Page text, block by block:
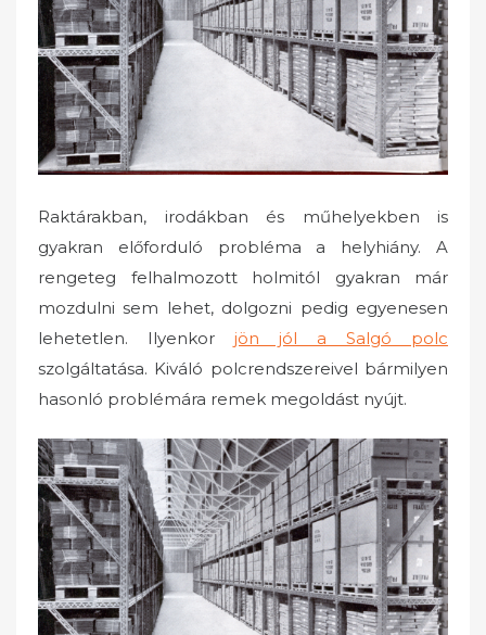
o
n
Raktárakban, irodákban és műhelyekben is
gyakran előforduló probléma a helyhiány. A
rengeteg felhalmozott holmitól gyakran már
mozdulni sem lehet, dolgozni pedig egyenesen
lehetetlen. Ilyenkor jön jól a Salgó polc
szolgáltatása. Kiváló polcrendszereivel bármilyen
hasonló problémára remek megoldást nyújt.